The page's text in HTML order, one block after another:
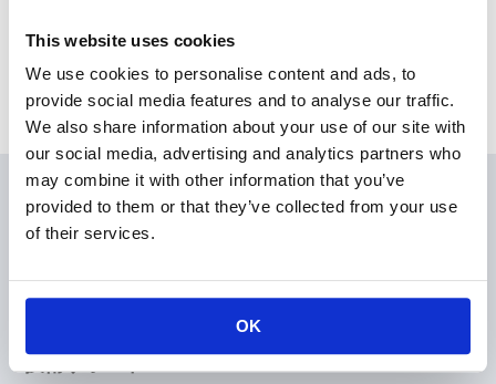
This website uses cookies
We use cookies to personalise content and ads, to
provide social media features and to analyse our traffic.
We also share information about your use of our site with
our social media, advertising and analytics partners who
may combine it with other information that you’ve
provided to them or that they’ve collected from your use
of their services.
OK
Archive
会員
製品情報
アプリケーションガイド
技術サポート